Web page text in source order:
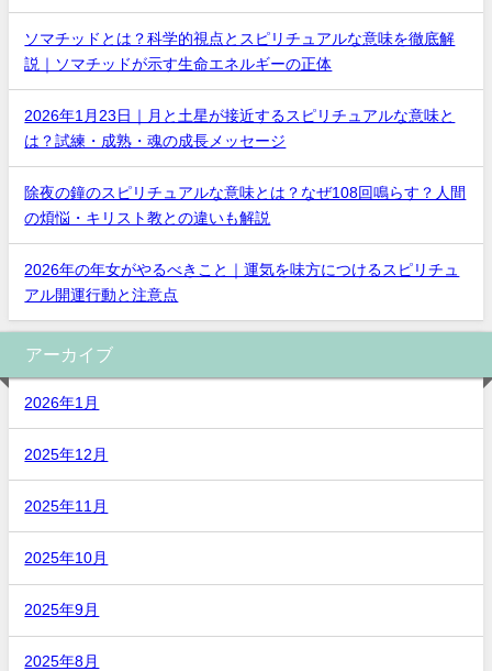
ソマチッドとは？科学的視点とスピリチュアルな意味を徹底解
説｜ソマチッドが示す生命エネルギーの正体
2026年1月23日｜月と土星が接近するスピリチュアルな意味と
は？試練・成熟・魂の成長メッセージ
除夜の鐘のスピリチュアルな意味とは？なぜ108回鳴らす？人間
の煩悩・キリスト教との違いも解説
2026年の年女がやるべきこと｜運気を味方につけるスピリチュ
アル開運行動と注意点
アーカイブ
2026年1月
2025年12月
2025年11月
2025年10月
2025年9月
2025年8月